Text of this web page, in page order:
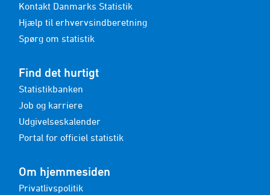
Kontakt Danmarks Statistik
Hjælp til erhvervsindberetning
Spørg om statistik
Find det hurtigt
Statistikbanken
Job og karriere
Udgivelseskalender
Portal for officiel statistik
Om hjemmesiden
Privatlivspolitik